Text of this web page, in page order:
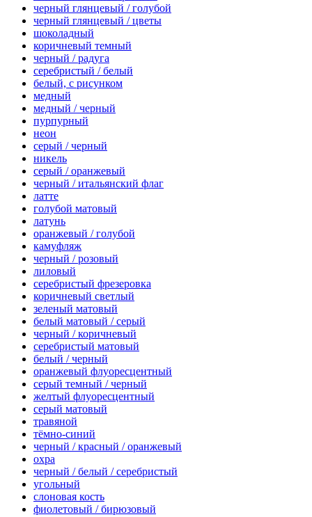
черный глянцевый / голубой
черный глянцевый / цветы
шоколадный
коричневый темный
черный / радуга
серебристый / белый
белый, с рисунком
медный
медный / черный
пурпурный
неон
серый / черный
никель
серый / оранжевый
черный / итальянский флаг
латте
голубой матовый
латунь
оранжевый / голубой
камуфляж
черный / розовый
лиловый
серебристый фрезеровка
коричневый светлый
зеленый матовый
белый матовый / серый
черный / коричневый
серебристый матовый
белый / черный
оранжевый флуоресцентный
серый темный / черный
желтый флуоресцентный
серый матовый
травяной
тёмно-синий
черный / красный / оранжевый
охра
черный / белый / серебристый
угольный
слоновая кость
фиолетовый / бирюзовый